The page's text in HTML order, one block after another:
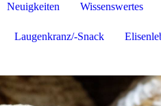
Neuigkeiten Wissenswertes
Laugenkranz/-Snack